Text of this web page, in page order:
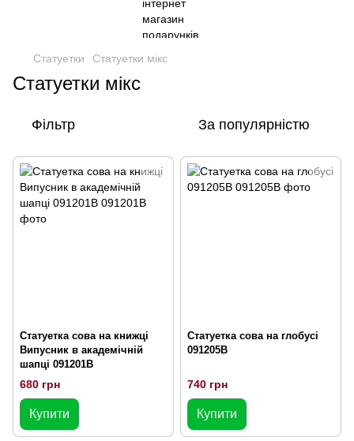
Статуетки Статуетки мікс
Статуетки мікс
Фільтр За популярністю
Статуетка сова на книжці
Випусник в академічній
шапці 091201B
680 грн
Купити
Статуетка сова на глобусі
091205B
740 грн
Купити